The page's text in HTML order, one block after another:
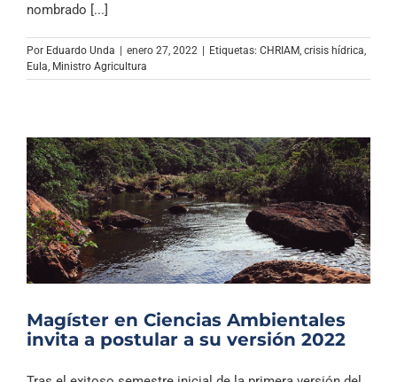
nombrado [...]
Por Eduardo Unda enero 27, 2022 Etiquetas: CHRIAM, crisis hídrica,
Eula, Ministro Agricultura
Magíster en Ciencias Ambientales
invita a postular a su versión 2022